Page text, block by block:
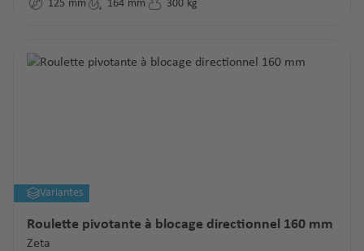
125 mm 164 mm 300 kg
Variantes
Roulette pivotante à blocage directionnel 160 mm
Zeta